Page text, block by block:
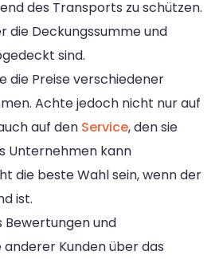
des Transports zu schützen.
die Deckungssumme und
sind.
die Preise verschiedener
Achte jedoch nicht nur auf
auf den Service, den sie
Unternehmen kann
die beste Wahl sein, wenn der
ist.
Bewertungen und
Kunden über das